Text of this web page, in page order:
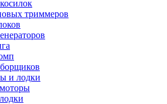
триммеров
и лодки